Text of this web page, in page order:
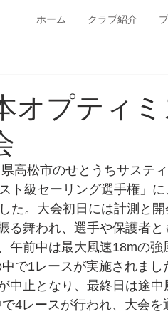
ホーム クラブ紹介
オプティ
高松市のせとうちサステ
ト級セーリング選手権」
た。大会初日には計測と
る舞われ、選手や保護者
午前中は最大風速18mの
で1レースが実施されま
中止となり、最終日は途
4レースが行われ、大会